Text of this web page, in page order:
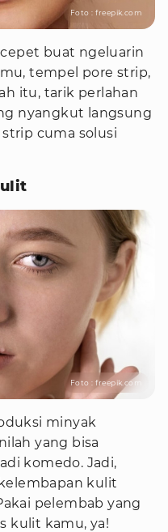
Foto : freepik.com
buat ngeluarin
tempel pore strip,
itu, tarik perlahan
nyangkut langsung
cuma solusi
Foto : freepik.com
minyak
yang bisa
komedo. Jadi,
kulit
pelembab yang
kulit kamu, ya!